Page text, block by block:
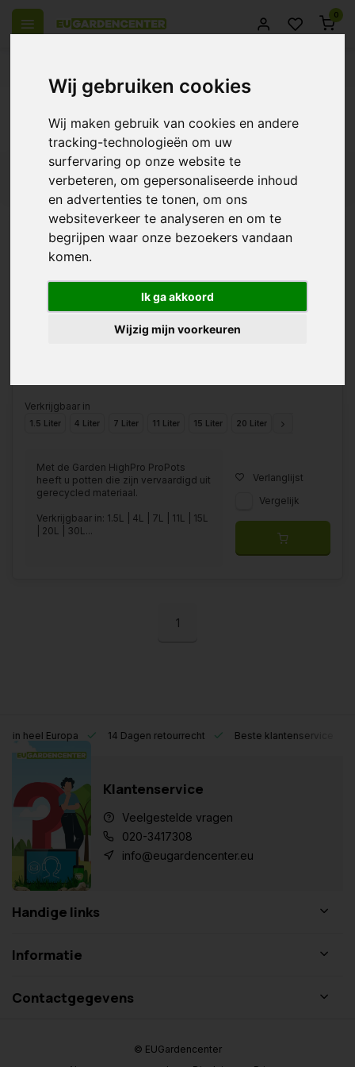
Wij gebruiken cookies
Wij maken gebruik van cookies en andere
tracking-technologieën om uw
surfervaring op onze website te
verbeteren, om gepersonaliseerde inhoud
en advertenties te tonen, om ons
websiteverkeer te analyseren en om te
begrijpen waar onze bezoekers vandaan
komen.
Ik ga akkoord
Wijzig mijn voorkeuren
0
Producten getagd met 7 liter
€1,30
Verkrijgbaar in
1.5 Liter 4 Liter 7 Liter 11 Liter 15 Liter 20 Liter 30 Liter
Met de Garden HighPro ProPots
heeft u potten die zijn vervaardigd uit
gerecycled materiaal.
Verkrijgbaar in: 1.5L | 4L | 7L | 11L | 15L
| 20L | 30L...
Verlanglijst
Vergelijk
1
Europa 14 Dagen retourrecht Beste klantenservice
Klantenservice
Veelgestelde vragen
020-3417308
info@eugardencenter.eu
Handige links
Informatie
Contactgegevens
© EUGardencenter